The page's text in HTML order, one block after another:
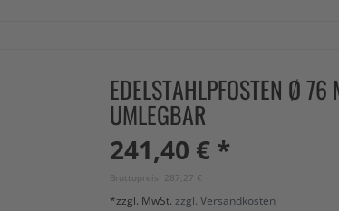
EDELSTAHLPFOSTEN Ø
UMLEGBAR
241,40 € *
Bruttopreis: 287,27 €
*zzgl. MwSt. zzgl. Versandkosten